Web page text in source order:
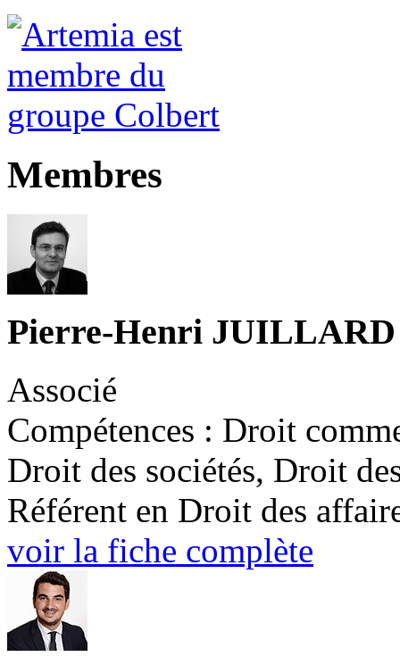
Membres
Pierre-Henri JUILLARD
Associé
Compétences : Droit
Droit des sociétés, Droit
Référent en Droit des
voir la fiche complète